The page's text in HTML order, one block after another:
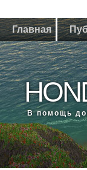
Главная
В помощь